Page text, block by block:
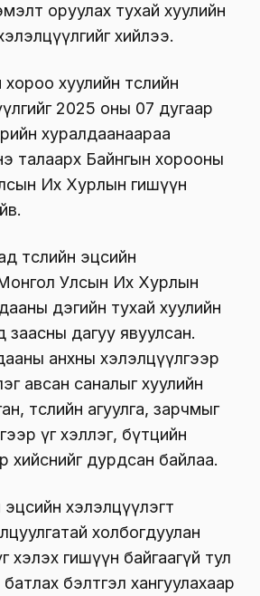
оруулах тухай хуулийн
хийлээ.
хороо хуулийн төслийн
2025 оны 07 дугаар
хуралдаанаараа
талаарх Байнгын хорооны
Их Хурлын гишүүн
төслийн эцсийн
Улсын Их Хурлын
дэгийн тухай хуулийн
заасны дагуу явуулсан.
анхны хэлэлцүүлгээр
авсан саналыг хуулийн
төслийн агуулга, зарчмыг
үг хэллэг, бүтцийн
хийснийг дурдсан байлаа.
эцсийн хэлэлцүүлэгт
холбогдуулан
хэлэх гишүүн байгаагүй тул
батлах бэлтгэл хангуулахаар